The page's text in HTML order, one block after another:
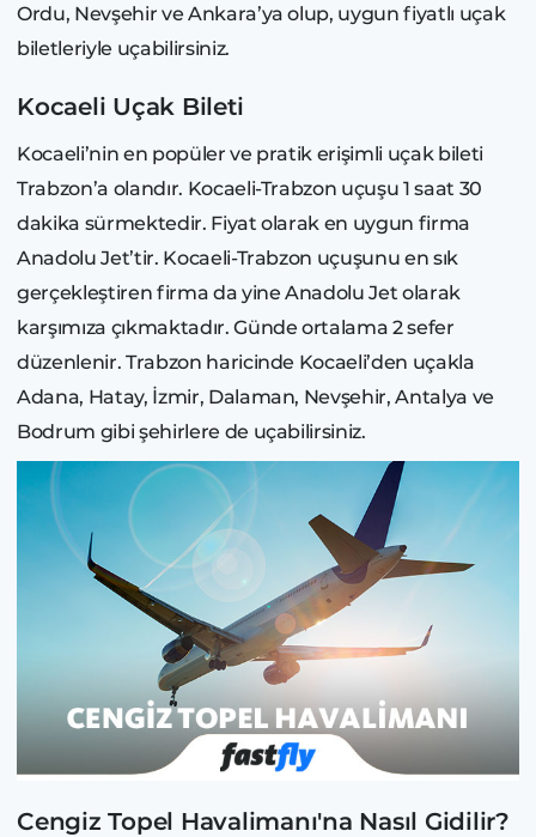
Ordu, Nevşehir ve Ankara’ya olup, uygun fiyatlı uçak
biletleriyle uçabilirsiniz.
Kocaeli Uçak Bileti
Kocaeli’nin en popüler ve pratik erişimli uçak bileti
Trabzon’a olandır. Kocaeli-Trabzon uçuşu 1 saat 30
dakika sürmektedir. Fiyat olarak en uygun firma
Anadolu Jet’tir. Kocaeli-Trabzon uçuşunu en sık
gerçekleştiren firma da yine Anadolu Jet olarak
karşımıza çıkmaktadır. Günde ortalama 2 sefer
düzenlenir. Trabzon haricinde Kocaeli’den uçakla
Adana, Hatay, İzmir, Dalaman, Nevşehir, Antalya ve
Bodrum gibi şehirlere de uçabilirsiniz.
Cengiz Topel Havalimanı'na Nasıl Gidilir?